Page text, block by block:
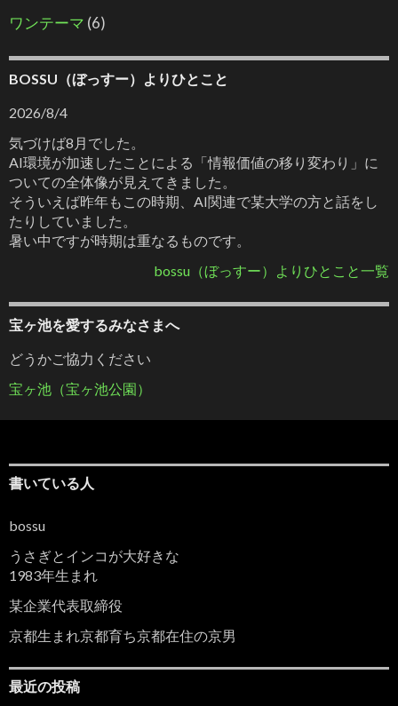
ワンテーマ (6)
BOSSU（ぼっすー）よりひとこと
2026/8/4
気づけば8月でした。
AI環境が加速したことによる「情報価値の移り変わり」に
ついての全体像が見えてきました。
そういえば昨年もこの時期、AI関連で某大学の方と話をし
たりしていました。
暑い中ですが時期は重なるものです。
bossu（ぼっすー）よりひとこと一覧
宝ヶ池を愛するみなさまへ
どうかご協力ください
宝ヶ池（宝ヶ池公園）
書いている人
bossu
うさぎとインコが大好きな
1983年生まれ
某企業代表取締役
京都生まれ京都育ち京都在住の京男
最近の投稿